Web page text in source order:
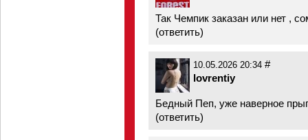
Так Чемпик заказан или нет ,
(ответить)
10.05.2026 20:34 #
lovrentiy
Бедный Пеп, уже наверное
(ответить)